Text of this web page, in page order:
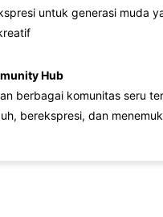
untuk generasi muda
Hub
berbagai komunitas seru
berekspresi, dan